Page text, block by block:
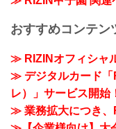
おすすめコンテン
≫ RIZINオフィシャ
≫ デジタルカード「
レ）」サービス開始
≫ 業務拡大につき、